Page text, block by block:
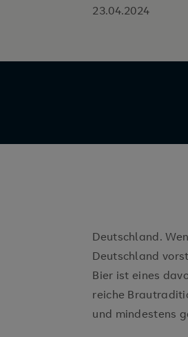
23.04.2024
Deutschland.
Deutschland
Bier ist eines
reiche
und mindestens